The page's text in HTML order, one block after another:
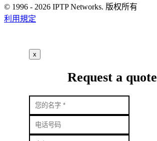
© 1996 - 2026 IPTP Networks. 版权所有
利用規定
x
Request a quote